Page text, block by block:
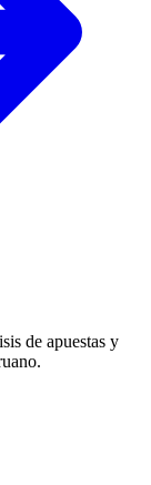
de apuestas y